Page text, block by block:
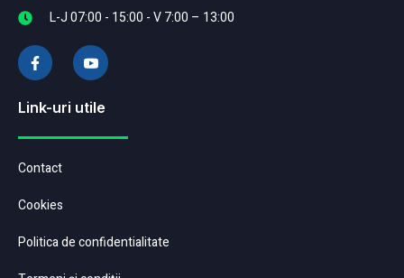
L-J 07:00 - 15:00 - V 7:00 – 13:00
Link-uri utile
Contact
Cookies
Politica de confidentialitate